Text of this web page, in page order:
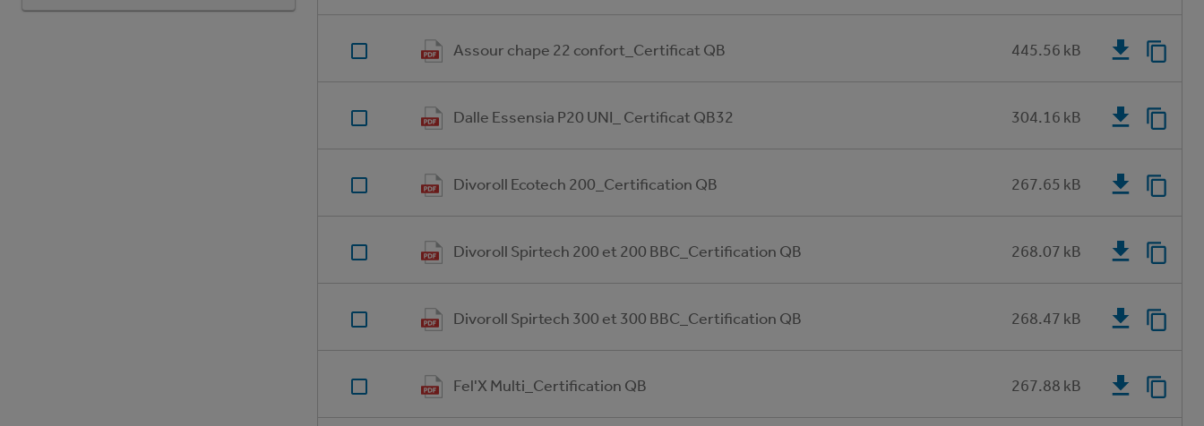
Assour chape 22 confort_Certificat QB 445.56 kB
Dalle Essensia P20 UNI_ Certificat QB32 304.16 kB
Divoroll Ecotech 200_Certification QB 267.65 kB
Divoroll Spirtech 200 et 200 BBC_Certification QB 268.07 kB
Divoroll Spirtech 300 et 300 BBC_Certification QB 268.47 kB
Fel'X Multi_Certification QB 267.88 kB